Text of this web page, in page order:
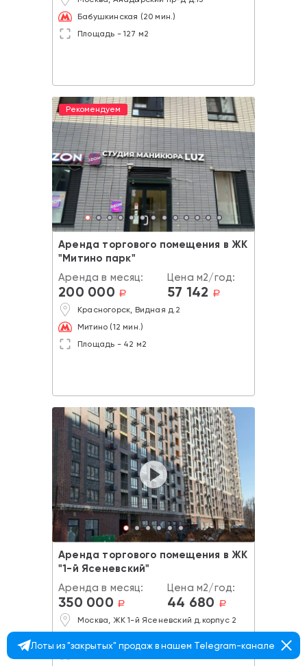
Бабушкинская (20 мин.)
Площадь - 127 м2
Рекомендуем
Аренда торгового помещения в ЖК
"Митино парк"
Аренда в месяц:
200 000 a
Цена м2/год:
57 142 a
Красногорск, Видная д.2
Митино (12 мин.)
Площадь - 42 м2
Аренда торгового помещения в ЖК
"1-й Ясеневский"
Аренда в месяц:
350 000 a
Цена м2/год:
44 680 a
Москва, ЖК 1-й Ясеневский д.корпус 2
Площадь - 94 м2
Лоты из "закрытых" продаж в нашем Telegram-канале